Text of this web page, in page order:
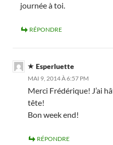
journée à toi.
RÉPONDRE
Esperluette
MAI 9, 2014 À 6:57 PM
Merci Frédérique! J’ai
tête!
Bon week end!
RÉPONDRE